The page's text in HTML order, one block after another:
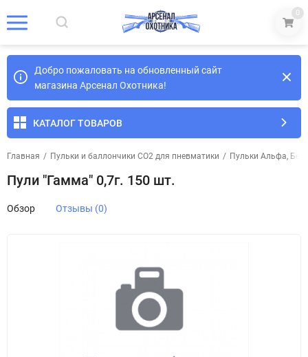
0
Добро пожаловать на обновленный сайт
магазина Арсенал Охотника!
КАТАЛОГ ТОВАРОВ
Главная / Пульки и баллончики СО2 для пневматики / Пульки Альфа,
Пули "Гамма" 0,7г. 150 шт.
Обзор Отзывы (0)